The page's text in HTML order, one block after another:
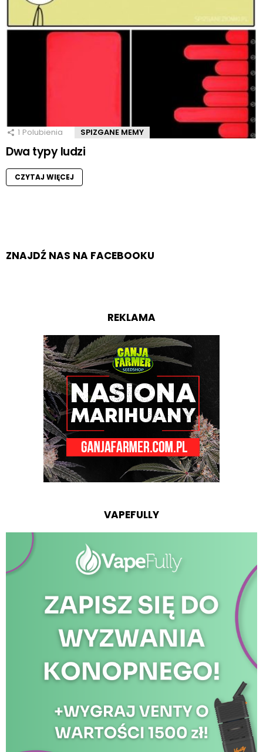
1 Polubienia SPIZGANE MEMY
Dwa typy ludzi
CZYTAJ WIĘCEJ
ZNAJDŹ NAS NA FACEBOOKU
REKLAMA
VAPEFULLY